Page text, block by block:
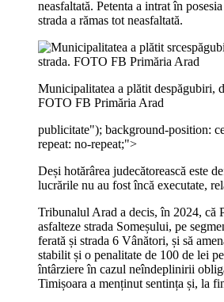
neasfaltată. Petenta a intrat în
strada a rămas tot neasfaltată.
Municipalitatea a plătit despăgubiri,
FOTO FB Primăria Arad
publicitate"); background-position:
repeat: no-repeat;">
Deși hotărârea judecătorească este
lucrările nu au fost încă executate,
Tribunalul Arad a decis, în 2024, că
asfalteze strada Someșului, pe
ferată și strada 6 Vânători, și să
stabilit și o penalitate de 100 de lei
întârziere în cazul neîndeplinirii
Timișoara a menținut sentința și, la